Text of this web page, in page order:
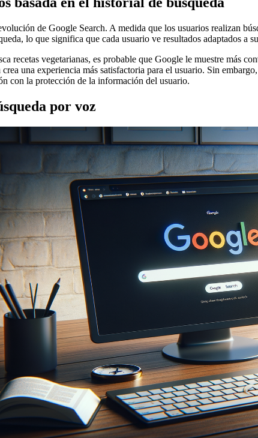
de Google Search. A medida que los usuarios realizan
lo que significa que cada usuario ve resultados adaptados a
recetas vegetarianas, es probable que Google le muestre más
una experiencia más satisfactoria para el usuario. Sin
con la protección de la información del usuario.
por voz